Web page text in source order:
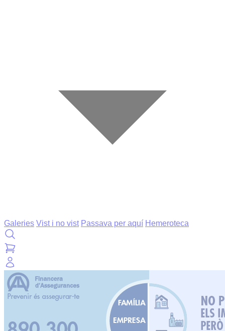
Galeries Vist i no vist Passava per aquí Hemeroteca